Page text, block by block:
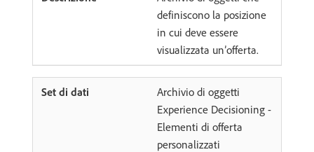
definiscono la posizione
in cui deve essere
visualizzata un’offerta.
Archivio di oggetti
Experience Decisioning -
Elementi di offerta
personalizzati